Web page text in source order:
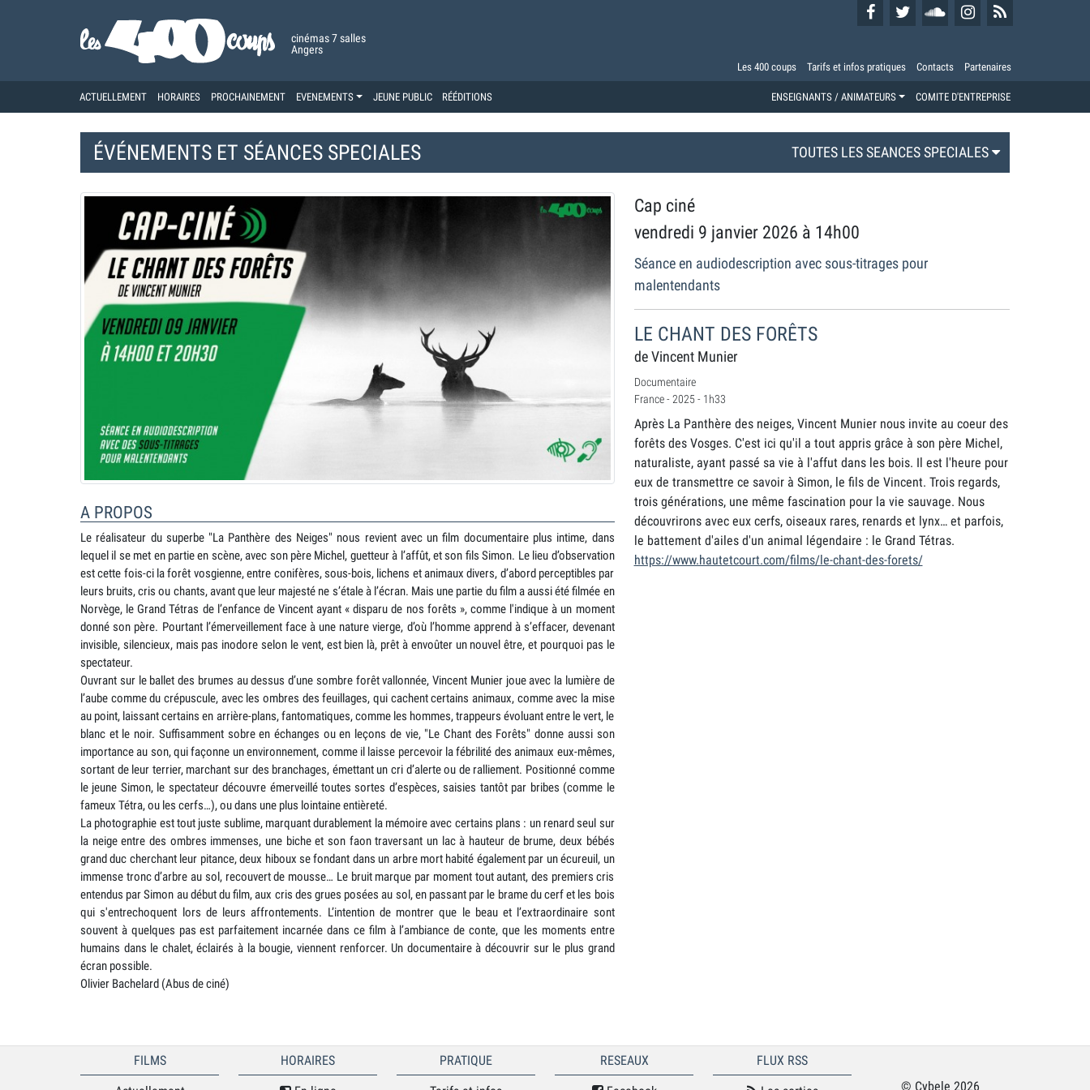
cinémas 7 salles
Angers
Les 400 coups Tarifs et infos pratiques Contacts Partenaires
ACTUELLEMENT HORAIRES PROCHAINEMENT EVENEMENTS JEUNE PUBLIC RÉÉDITIONS ENSEIGNANTS / ANIMATEURS COMITE D'ENTREPRISE
ÉVÉNEMENTS ET SÉANCES SPECIALES TOUTES LES SEANCES SPECIALES
A PROPOS
Le réalisateur du superbe "La Panthère des Neiges" nous revient avec un film documentaire plus intime, dans
lequel il se met en partie en scène, avec son père Michel, guetteur à l’affût, et son fils Simon. Le lieu d’observation
est cette fois-ci la forêt vosgienne, entre conifères, sous-bois, lichens et animaux divers, d’abord perceptibles par
leurs bruits, cris ou chants, avant que leur majesté ne s’étale à l’écran. Mais une partie du film a aussi été filmée en
Norvège, le Grand Tétras de l’enfance de Vincent ayant « disparu de nos forêts », comme l'indique à un moment
donné son père. Pourtant l’émerveillement face à une nature vierge, d’où l’homme apprend à s’effacer, devenant
invisible, silencieux, mais pas inodore selon le vent, est bien là, prêt à envoûter un nouvel être, et pourquoi pas le
spectateur.
Ouvrant sur le ballet des brumes au dessus d’une sombre forêt vallonnée, Vincent Munier joue avec la lumière de
l’aube comme du crépuscule, avec les ombres des feuillages, qui cachent certains animaux, comme avec la mise
au point, laissant certains en arrière-plans, fantomatiques, comme les hommes, trappeurs évoluant entre le vert, le
blanc et le noir. Suffisamment sobre en échanges ou en leçons de vie, "Le Chant des Forêts" donne aussi son
importance au son, qui façonne un environnement, comme il laisse percevoir la fébrilité des animaux eux-mêmes,
sortant de leur terrier, marchant sur des branchages, émettant un cri d’alerte ou de ralliement. Positionné comme
le jeune Simon, le spectateur découvre émerveillé toutes sortes d’espèces, saisies tantôt par bribes (comme le
fameux Tétra, ou les cerfs…), ou dans une plus lointaine entièreté.
La photographie est tout juste sublime, marquant durablement la mémoire avec certains plans : un renard seul sur
la neige entre des ombres immenses, une biche et son faon traversant un lac à hauteur de brume, deux bébés
grand duc cherchant leur pitance, deux hiboux se fondant dans un arbre mort habité également par un écureuil, un
immense tronc d’arbre au sol, recouvert de mousse… Le bruit marque par moment tout autant, des premiers cris
entendus par Simon au début du film, aux cris des grues posées au sol, en passant par le brame du cerf et les bois
qui s'entrechoquent lors de leurs affrontements. L’intention de montrer que le beau et l’extraordinaire sont
souvent à quelques pas est parfaitement incarnée dans ce film à l’ambiance de conte, que les moments entre
humains dans le chalet, éclairés à la bougie, viennent renforcer. Un documentaire à découvrir sur le plus grand
écran possible.
Olivier Bachelard (Abus de ciné)
Cap ciné
vendredi 9 janvier 2026 à 14h00
Séance en audiodescription avec sous-titrages pour
malentendants
LE CHANT DES FORÊTS
de Vincent Munier
Documentaire
France - 2025 - 1h33
Après La Panthère des neiges, Vincent Munier nous invite au coeur des
forêts des Vosges. C'est ici qu'il a tout appris grâce à son père Michel,
naturaliste, ayant passé sa vie à l'affut dans les bois. Il est l'heure pour
eux de transmettre ce savoir à Simon, le fils de Vincent. Trois regards,
trois générations, une même fascination pour la vie sauvage. Nous
découvrirons avec eux cerfs, oiseaux rares, renards et lynx… et parfois,
le battement d'ailes d'un animal légendaire : le Grand Tétras.
https://www.hautetcourt.com/films/le-chant-des-forets/
FILMS
HORAIRES
PRATIQUE
RESEAUX
FLUX RSS
© Cybele 2026